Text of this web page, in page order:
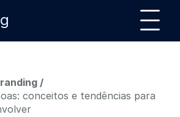
/
conceitos e tendências para